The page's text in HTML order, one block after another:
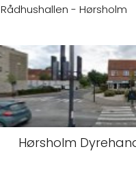
Rådhushallen - Hørsholm
Hørsholm